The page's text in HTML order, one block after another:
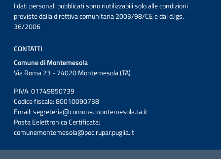
I dati personali pubblicati sono riutilizzabili solo alle condizioni
previste dalla direttiva comunitaria 2003/98/CE e dal d.lgs.
36/2006
CONTATTI
Comune di Montemesola
Via Roma 23 - 74020 Montemesola (TA)
P.IVA: 01749850739
Codice fiscale: 80010090738
Email:segreteria@comune.montemesola.ta.it
Posta Eelettronica Certificata:
comunemontemesola@pec.rupar.puglia.it